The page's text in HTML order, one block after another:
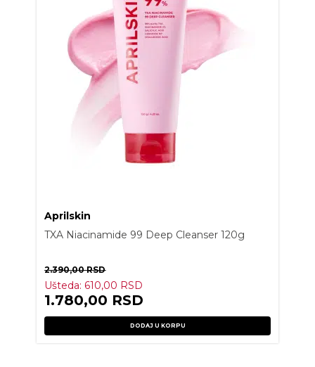
Aprilskin
TXA Niacinamide 99 Deep Cleanser 120g
2.390,00RSD
Ušteda: 610,00 RSD
1.780,00 RSD
DODAJ U KORPU